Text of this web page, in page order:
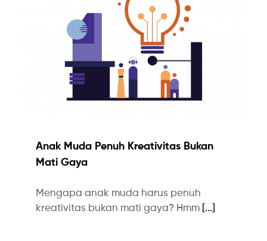
Anak Muda Penuh Kreativitas Bukan
Mati Gaya
Mengapa anak muda harus penuh
kreativitas bukan mati gaya? Hmm [...]